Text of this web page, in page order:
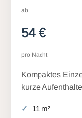
ab
54 €
pro Nacht
Kompaktes
kurze
11 m²